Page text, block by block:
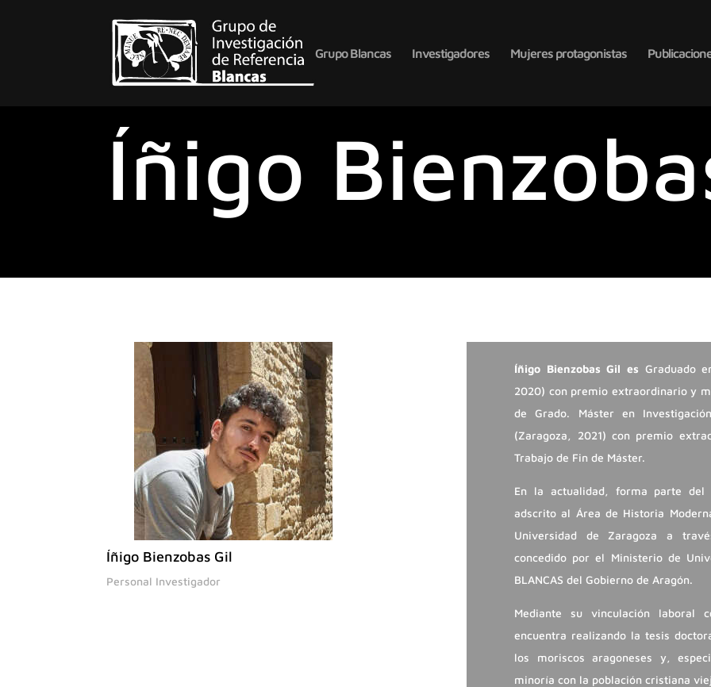
Grupo Blancas Investigadores Mujeres protagonistas
Íñigo
Íñigo Bienzobas Gil
Personal Investigador
Íñigo Bienzobas Gil es Graduado
2020) con premio extraordinario y
de Grado. Máster en
(Zaragoza, 2021) con premio
Trabajo de Fin de Máster.
En la actualidad, forma parte del
adscrito al Área de Historia
Universidad de Zaragoza a
concedido por el Ministerio de
BLANCAS del Gobierno de Aragón.
Mediante su vinculación laboral
encuentra realizando la tesis
los moriscos aragoneses y,
minoría con la población cristiana